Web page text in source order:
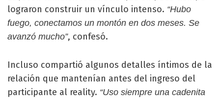
lograron construir un vínculo intenso. “Hubo
fuego, conectamos un montón en dos meses. Se
avanzó mucho”, confesó.
Incluso compartió algunos detalles íntimos de la
relación que mantenían antes del ingreso del
participante al reality. “Uso siempre una cadenita